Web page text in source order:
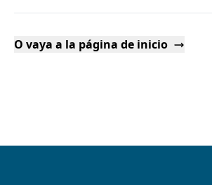
O vaya a la página de inicio